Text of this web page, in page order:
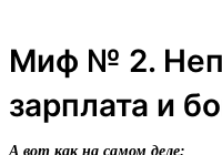
Миф № 2.
зарплата и
А вот как на самом деле: